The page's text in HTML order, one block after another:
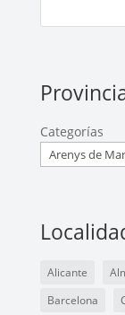
Categorías
Alicante
Barcelona